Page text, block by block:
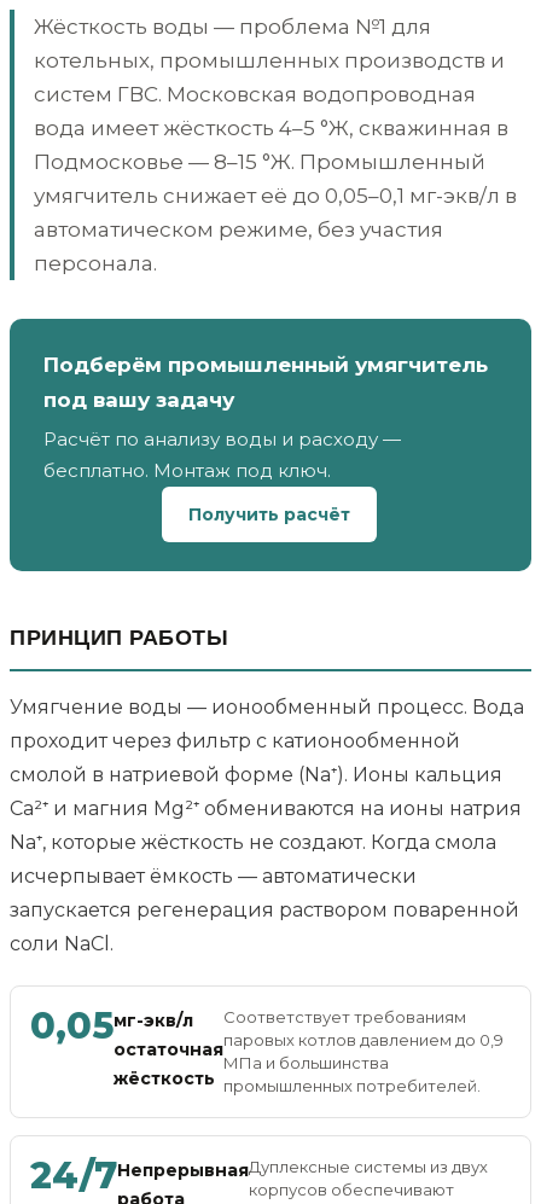
Жёсткость воды — проблема №1 для
котельных, промышленных производств и
систем ГВС. Московская водопроводная
вода имеет жёсткость 4–5 °Ж, скважинная в
Подмосковье — 8–15 °Ж. Промышленный
умягчитель снижает её до 0,05–0,1 мг-экв/л в
автоматическом режиме, без участия
персонала.
Подберём промышленный умягчитель
под вашу задачу
Расчёт по анализу воды и расходу —
бесплатно. Монтаж под ключ.
Получить расчёт
ПРИНЦИП РАБОТЫ
Умягчение воды — ионообменный процесс. Вода
проходит через фильтр с катионообменной
смолой в натриевой форме (Na⁺). Ионы кальция
Ca²⁺ и магния Mg²⁺ обмениваются на ионы натрия
Na⁺, которые жёсткость не создают. Когда смола
исчерпывает ёмкость — автоматически
запускается регенерация раствором поваренной
соли NaCl.
0,05мг-экв/л
остаточная
жёсткость
Соответствует требованиям
паровых котлов давлением до 0,9
МПа и большинства
промышленных потребителей.
24/7Непрерывная
работа
Дуплексные системы из двух
корпусов обеспечивают